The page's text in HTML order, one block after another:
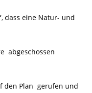
, dass eine Natur- und
abgeschossen
den Plan gerufen und